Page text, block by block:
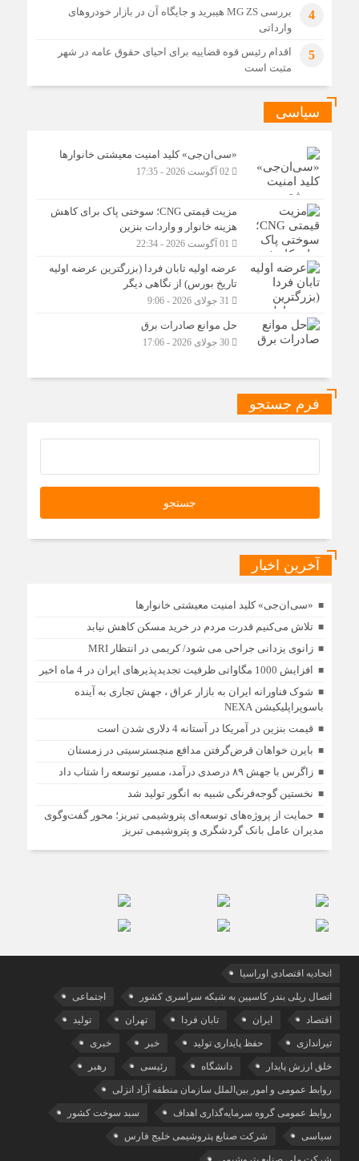
4
بررسی MG ZS هیبرید و جایگاه آن در بازار خودروهای
وارداتی
5
اقدام رئیس قوه قضاییه برای احیای حقوق عامه در شهر
مثبت است
سیاسی
«سی‌ان‌جی» کلید امنیت معیشتی خانوارها
02 آگوست 2026 - 17:35
مزیت قیمتی CNG؛ سوختی پاک برای کاهش
هزینه خانوار و واردات بنزین
عرضه اولیه تابان فردا (بزرگترین عرضه اولیه
تاریخ بورس) از نگاهی دیگر
حل موانع صادرات برق
30 جولای 2026 - 17:06
فرم جستجو
آخرین اخبار
«سی‌ان‌جی» کلید امنیت معیشتی خانوارها
تلاش می‌کنیم قدرت مردم در خرید مسکن کاهش نیابد
زانوی یزدانی جراحی می شود/ کریمی در انتظار MRI
افزایش 1000 مگاواتی ظرفیت تجدیدپذیرهای ایران در 4 ماه اخیر
شوک فناورانه ایران به بازار عراق ، جهش تجاری به آینده
باسوپراپلیکیشن NEXA
قیمت بنزین در آمریکا در آستانه 4 دلاری شدن است
بایرن خواهان قرض‌گرفتن مدافع منچسترسیتی در زمستان
زاگرس با جهش ۸۹ درصدی درآمد، مسیر توسعه را شتاب داد
نخستین گوجه‌فرنگی شبیه به انگور تولید شد
حمایت از پروژه‌های توسعه‌ای پتروشیمی تبریز؛ محور گفت‌وگوی
مدیران عامل بانک گردشگری و پتروشیمی تبریز
اتحادیه اقتصادی اوراسیا
اتصال ریلی بندر کاسپین به شبکه سراسری کشور اجتماعی
اقتصاد ایران تابان فردا تهران تولید
تیراندازی حفظ پایداری تولید خبر خبری
خلق ارزش پایدار دانشگاه رئیسی رهبر
روابط عمومی و امور بین‌الملل سازمان منطقه آزاد انزلی
روابط عمومی گروه سرمایه‌گذاری اهداف سبد سوخت کشور
سیاسی شرکت صنایع پتروشیمی خلیج فارس